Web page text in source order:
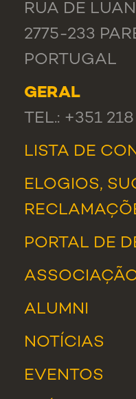
RUA DE
2775-233
PORTUGAL
GERAL
TEL.: +351
LISTA DE
ELOGIOS,
PORTAL DE
ALUMNI
NOTÍCIAS
EVENTOS